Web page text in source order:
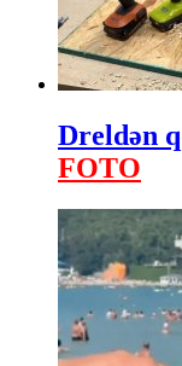
Dreldən
FOTO